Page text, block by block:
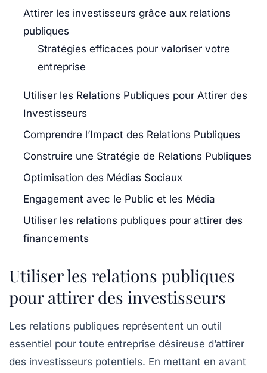
Attirer les investisseurs grâce aux relations
publiques
Stratégies efficaces pour valoriser votre
entreprise
Utiliser les Relations Publiques pour Attirer des
Investisseurs
Comprendre l’Impact des Relations Publiques
Construire une Stratégie de Relations Publiques
Optimisation des Médias Sociaux
Engagement avec le Public et les Média
Utiliser les relations publiques pour attirer des
financements
Utiliser les relations publiques
pour attirer des investisseurs
Les relations publiques représentent un outil
essentiel pour toute entreprise désireuse d’attirer
des investisseurs potentiels. En mettant en avant